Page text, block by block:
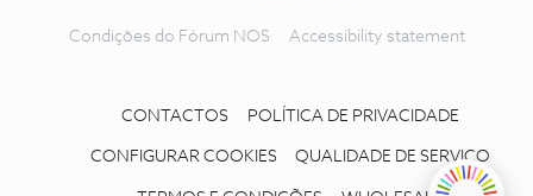
Condições do Fórum NOS Accessibility statement
CONTACTOS POLÍTICA DE PRIVACIDADE
CONFIGURAR COOKIES QUALIDADE DE SERVIÇO